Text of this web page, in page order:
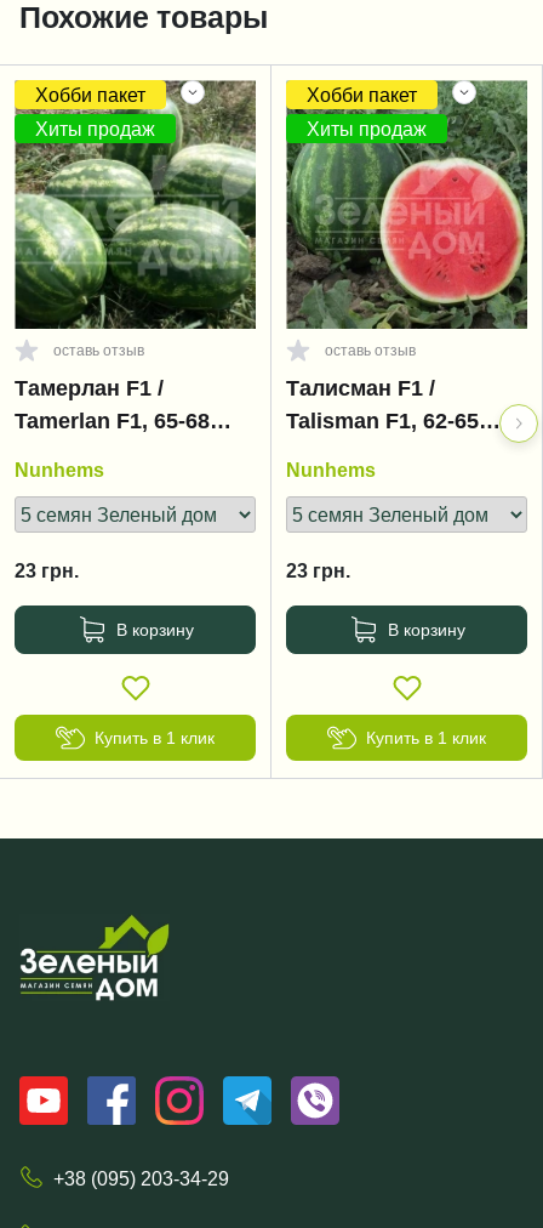
Похожие товары
Хобби пакет
Хиты продаж
оставь отзыв
Тамерлан F1 /
Tamerlan F1, 65-68
Nunhems
23 грн.
В корзину
Купить в 1 клик
Хобби пакет
Хиты продаж
оставь отзыв
Талисман F1 /
Talisman F1, 62-65
Nunhems
23 грн.
В корзину
Купить в 1 клик
+38 (095) 203-34-29